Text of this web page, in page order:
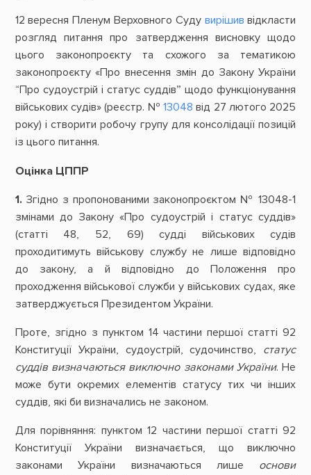
12 вересня Пленум Верховного Суду вирішив відкласти
розгляд питання про затвердження висновку щодо
цього законопроєкту та схожого за тематикою
законопроєкту «Про внесення змін до Закону України
“Про судоустрій і статус суддів” щодо функціонування
військових судів» (реєстр. №13048 від 27 лютого 2025
року) і створити робочу групу для консолідації позицій
із цього питання.
Оцінка ЦППР
1. Згідно з пропонованими законопроєктом № 13048-1
змінами до Закону «Про судоустрій і статус суддів»
(статті 48, 52, 69) судді військових судів
проходитимуть військову службу не лише відповідно
до закону, а й відповідно до Положення про
проходження військової служби у військових судах, яке
затверджується Президентом України.
Проте, згідно з пунктом 14 частини першої статті 92
Конституції України, судоустрій, судочинство, статус
суддів визначаються виключно законами України. Не
може бути окремих елементів статусу тих чи інших
суддів, які би визначались не законом.
Для порівняння: пунктом 12 частини першої статті 92
Конституції України визначається, що виключно
законами України визначаються лише основи